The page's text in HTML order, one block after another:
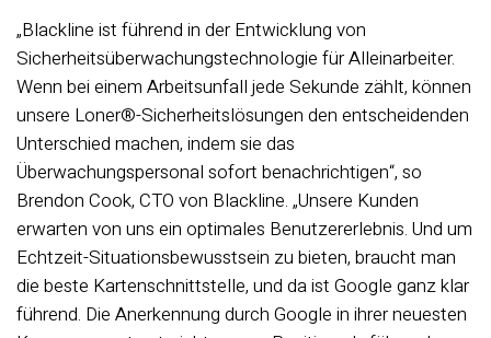
„Blackline ist führend in der Entwicklung von
Sicherheitsüberwachungstechnologie für Alleinarbeiter.
Wenn bei einem Arbeitsunfall jede Sekunde zählt, können
unsere Loner®-Sicherheitslösungen den entscheidenden
Unterschied machen, indem sie das
Überwachungspersonal sofort benachrichtigen“, so
Brendon Cook, CTO von Blackline. „Unsere Kunden
erwarten von uns ein optimales Benutzererlebnis. Und um
Echtzeit-Situationsbewusstsein zu bieten, braucht man
die beste Kartenschnittstelle, und da ist Google ganz klar
führend. Die Anerkennung durch Google in ihrer neuesten